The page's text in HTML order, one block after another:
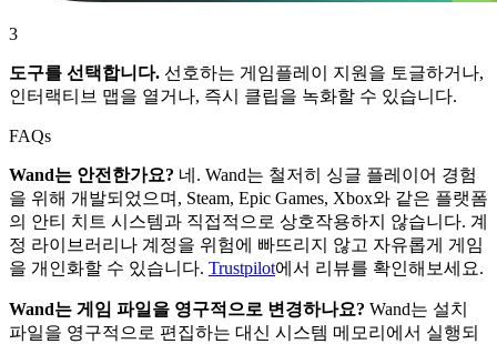
3
도구를 선택합니다. 선호하는 게임플레이 지원을 토글하거나,
인터랙티브 맵을 열거나, 즉시 클립을 녹화할 수 있습니다.
FAQs
Wand는 안전한가요? 네. Wand는 철저히 싱글 플레이어 경험
을 위해 개발되었으며, Steam, Epic Games, Xbox와 같은 플랫폼
의 안티 치트 시스템과 직접적으로 상호작용하지 않습니다. 계
정 라이브러리나 계정을 위험에 빠뜨리지 않고 자유롭게 게임
을 개인화할 수 있습니다. Trustpilot에서 리뷰를 확인해보세요.
Wand는 게임 파일을 영구적으로 변경하나요? Wand는 설치
파일을 영구적으로 편집하는 대신 시스템 메모리에서 실행되